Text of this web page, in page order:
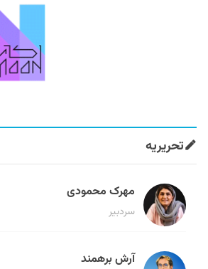
تحریریه
مهرک محمودی
سردبیر
آرش برهمند